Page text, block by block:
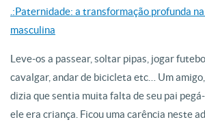
.:Paternidade: a transformação profunda
masculina
Leve-os a passear, soltar pipas, jogar
cavalgar, andar de bicicleta etc… Um
dizia que sentia muita falta de seu pai
ele era criança. Ficou uma carência neste